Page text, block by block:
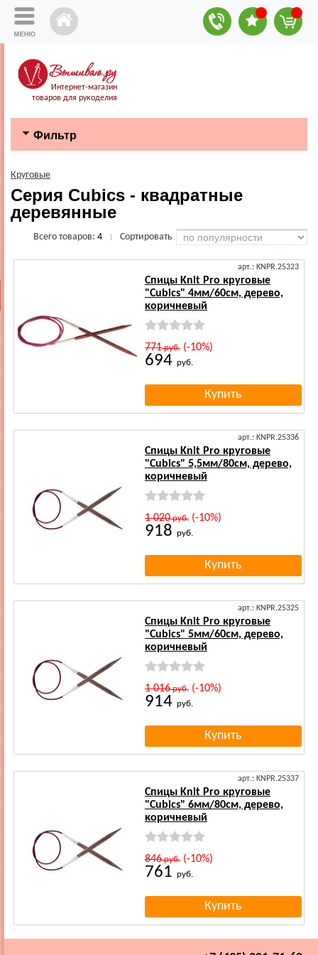
Интернет-магазин
товаров для рукоделия
Фильтр
Круговые
Серия Cubics - квадратные
деревянные
Всего товаров: 4 Сортировать
арт.: KNPR.25323
Спицы Knit Pro круговые
"Cubics" 4мм/60см, дерево,
коричневый
771руб.(-10%)
694 руб.
арт.: KNPR.25336
Спицы Knit Pro круговые
"Cubics" 5,5мм/80см, дерево,
коричневый
1 020руб.(-10%)
918 руб.
арт.: KNPR.25325
Спицы Knit Pro круговые
"Cubics" 5мм/60см, дерево,
коричневый
1 016руб.(-10%)
914 руб.
арт.: KNPR.25337
Спицы Knit Pro круговые
"Cubics" 6мм/80см, дерево,
коричневый
846руб.(-10%)
761 руб.